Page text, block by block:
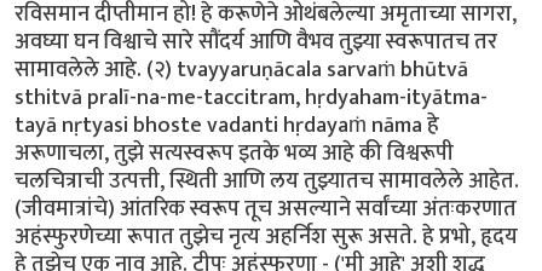
रविसमान दीप्तीमान हो! हे करूणेने ओथंबलेल्या अमृताच्या सागरा,
अवघ्या घन विश्वाचे सारे सौंदर्य आणि वैभव तुझ्या स्वरूपातच तर
सामावलेले आहे. (२) tvayyaruṇācala sarvaṁ bhūtvā
sthitvā pralī-na-me-taccitram, hṛdyaham-ityātma-
tayā nṛtyasi bhoste vadanti hṛdayaṁ nāma हे
अरूणाचला, तुझे सत्यस्वरूप इतके भव्य आहे की विश्वरूपी
चलचित्राची उत्पत्ती, स्थिती आणि लय तुझ्यातच सामावलेले आहेत.
(जीवमात्रांचे) आंतरिक स्वरूप तूच असल्याने सर्वांच्या अंतःकरणात
अहंस्फुरणेच्या रूपात तुझेच नृत्य अहर्निश सुरू असते. हे प्रभो, हृदय